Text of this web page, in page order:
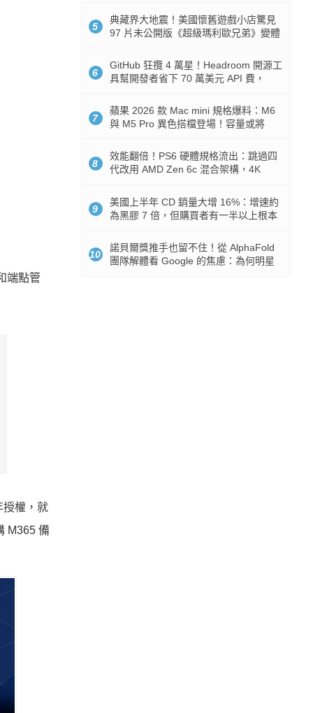
端點管
授權，就
M365 備
5
典藏界大地震！美國懷舊遊戲小店驚見
97 片未公開版《超級瑪利歐兄弟》變體
6
GitHub 狂攬 4 萬星！Headroom 開源工
具幫開發者省下 70 萬美元 API 費，
7
蘋果 2026 款 Mac mini 規格爆料：M6
與 M5 Pro 異色搭檔登場！容量或將
8
效能翻倍！PS6 硬體規格流出：跳過四
代改用 AMD Zen 6c 混合架構，4K
9
美國上半年 CD 銷量大增 16%：增速約
為黑膠 7 倍，但購買者有一半以上根本
10
諾貝爾獎推手也留不住！從 AlphaFold
團隊解體看 Google 的焦慮：為何明星